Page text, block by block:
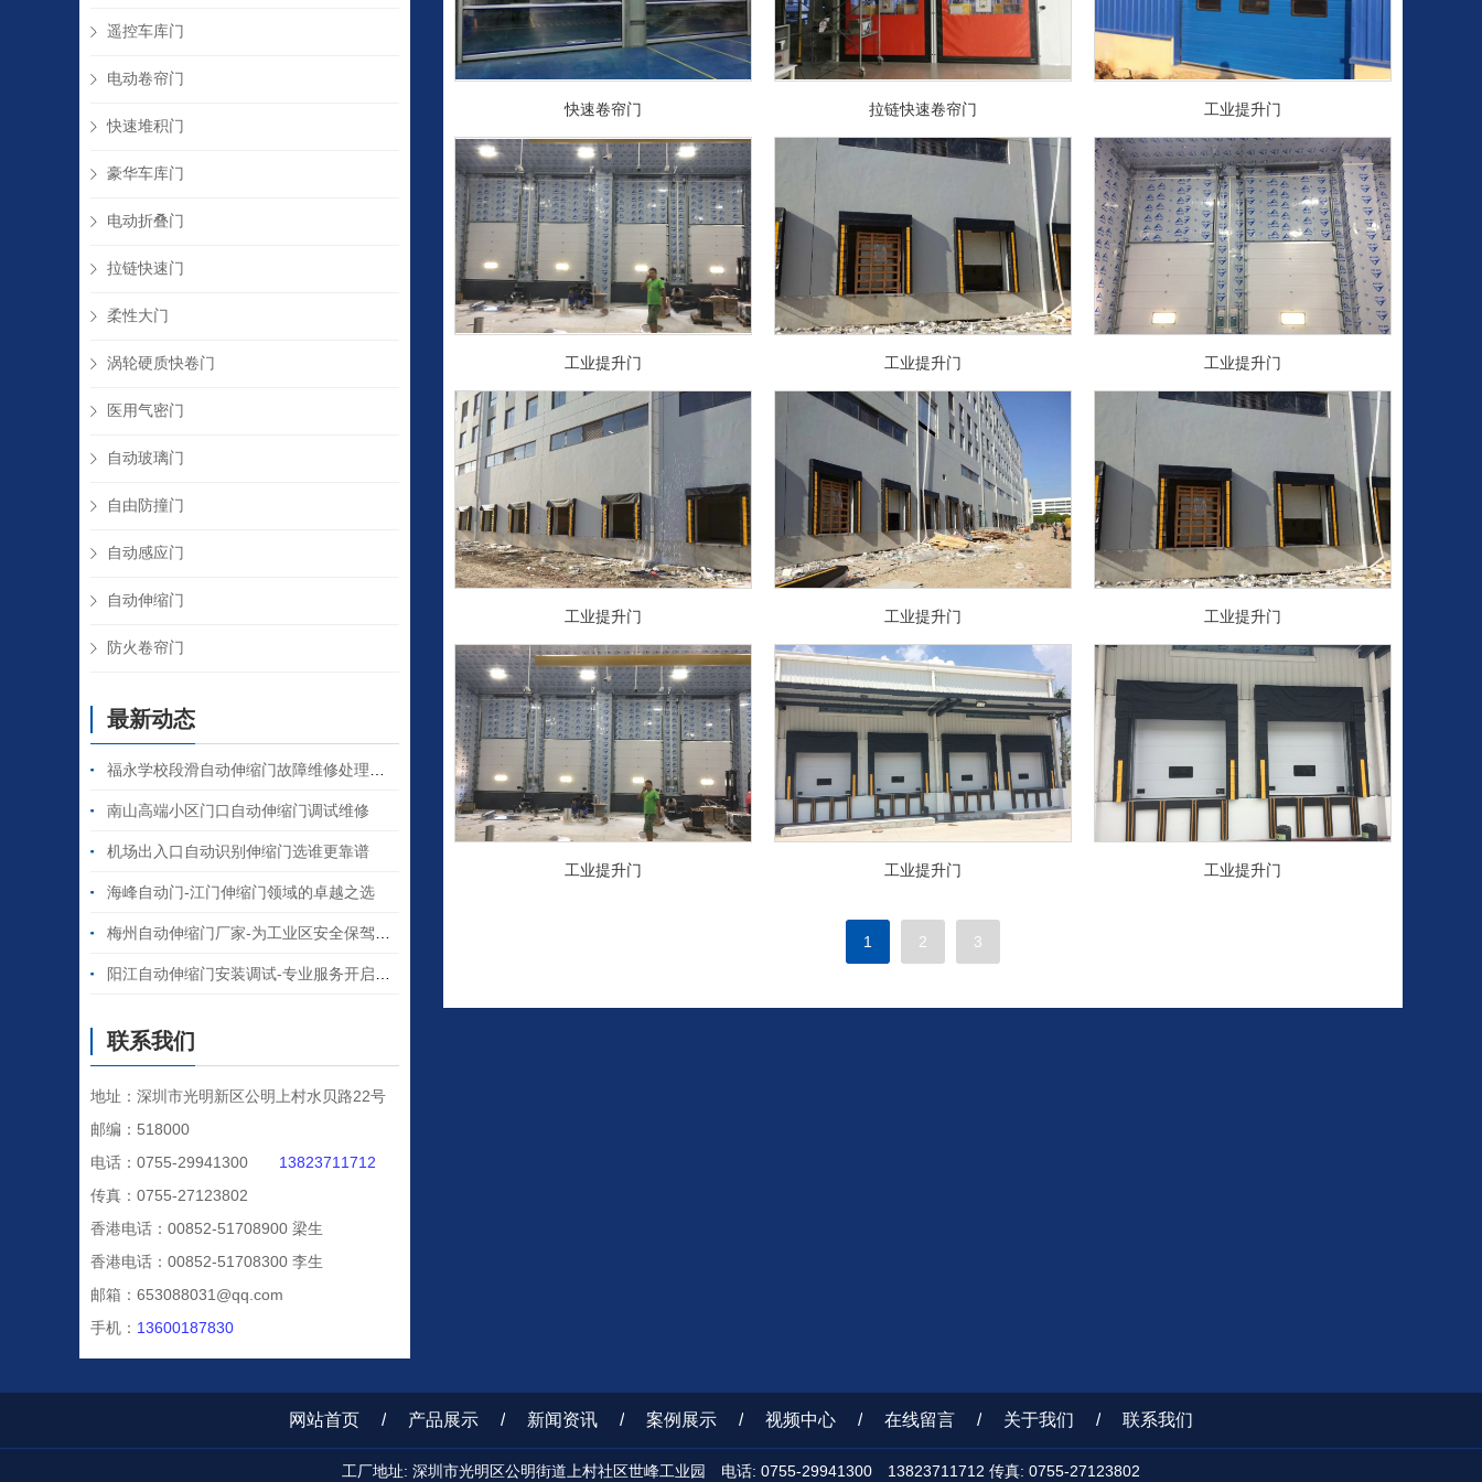
遥控车库门
电动卷帘门
快速堆积门
豪华车库门
电动折叠门
拉链快速门
柔性大门
涡轮硬质快卷门
医用气密门
自动玻璃门
自由防撞门
自动感应门
自动伸缩门
防火卷帘门
最新动态
南山高端小区门口自动伸缩门调试维修
机场出入口自动识别伸缩门选谁更靠谱
海峰自动门-江门伸缩门领域的卓越之选
联系我们
地址：深圳市光明新区公明上村水贝路22号
邮编：518000
电话：0755-29941300 13823711712
传真：0755-27123802
香港电话：00852-51708900 梁生
香港电话：00852-51708300 李生
邮箱：653088031@qq.com
手机： 13600187830
快速卷帘门 拉链快速卷帘门 工业提升门
工业提升门 工业提升门 工业提升门
工业提升门 工业提升门 工业提升门
工业提升门 工业提升门 工业提升门
1 2 3
网站首页 / 产品展示 / 新闻资讯 / 案例展示 / 视频中心 / 在线留言 / 关于我们 / 联系我们
工厂地址: 深圳市光明区公明街道上村社区世峰工业园 电话: 0755-29941300 13823711712 传真: 0755-27123802